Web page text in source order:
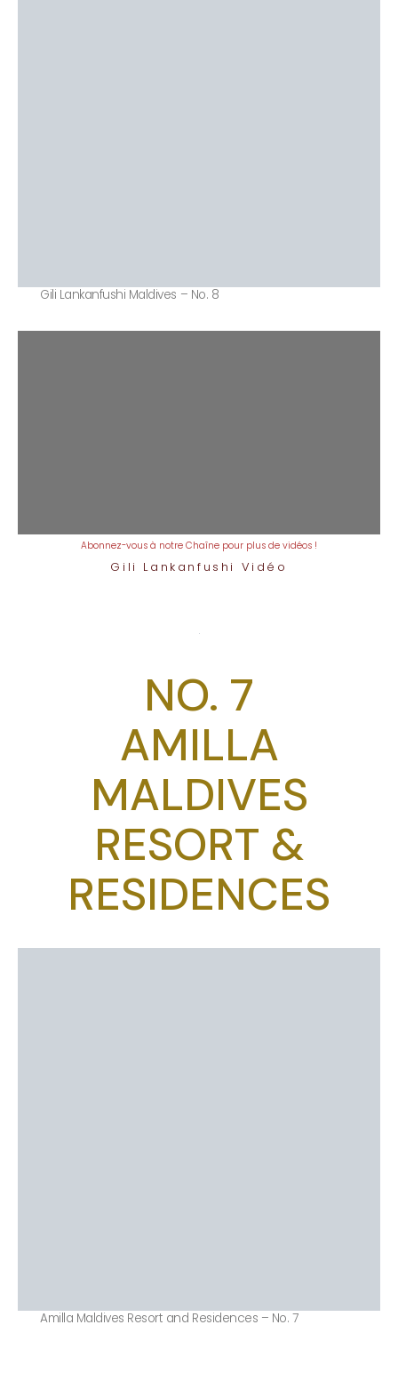
Gili Lankanfushi Maldives – No. 8
Abonnez-vous à notre Chaîne pour plus de vidéos !
Gili Lankanfushi Vidéo
NO. 7
AMILLA
MALDIVES
RESORT &
RESIDENCES
Amilla Maldives Resort and Residences – No. 7